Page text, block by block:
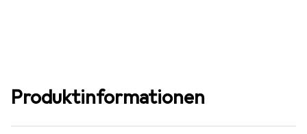
Produktinformationen